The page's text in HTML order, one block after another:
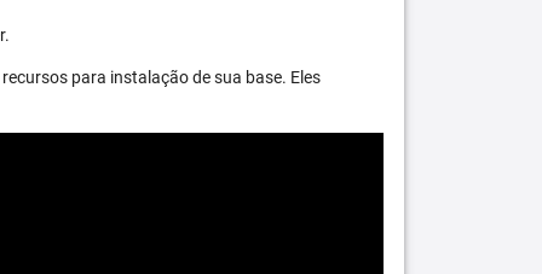
para instalação de sua base. Eles